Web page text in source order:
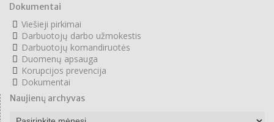
Dokumentai
Viešieji pirkimai
Darbuotojų darbo užmokestis
Darbuotojų komandiruotės
Duomenų apsauga
Korupcijos prevencija
Dokumentai
Naujienų archyvas